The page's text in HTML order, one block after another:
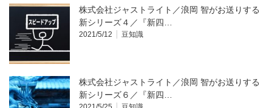
株式会社ジャストライト／浪岡 智がお送りする
新シリーズ４／『新四…
2021/5/12 豆知識
株式会社ジャストライト／浪岡 智がお送りする
新シリーズ６／『新四…